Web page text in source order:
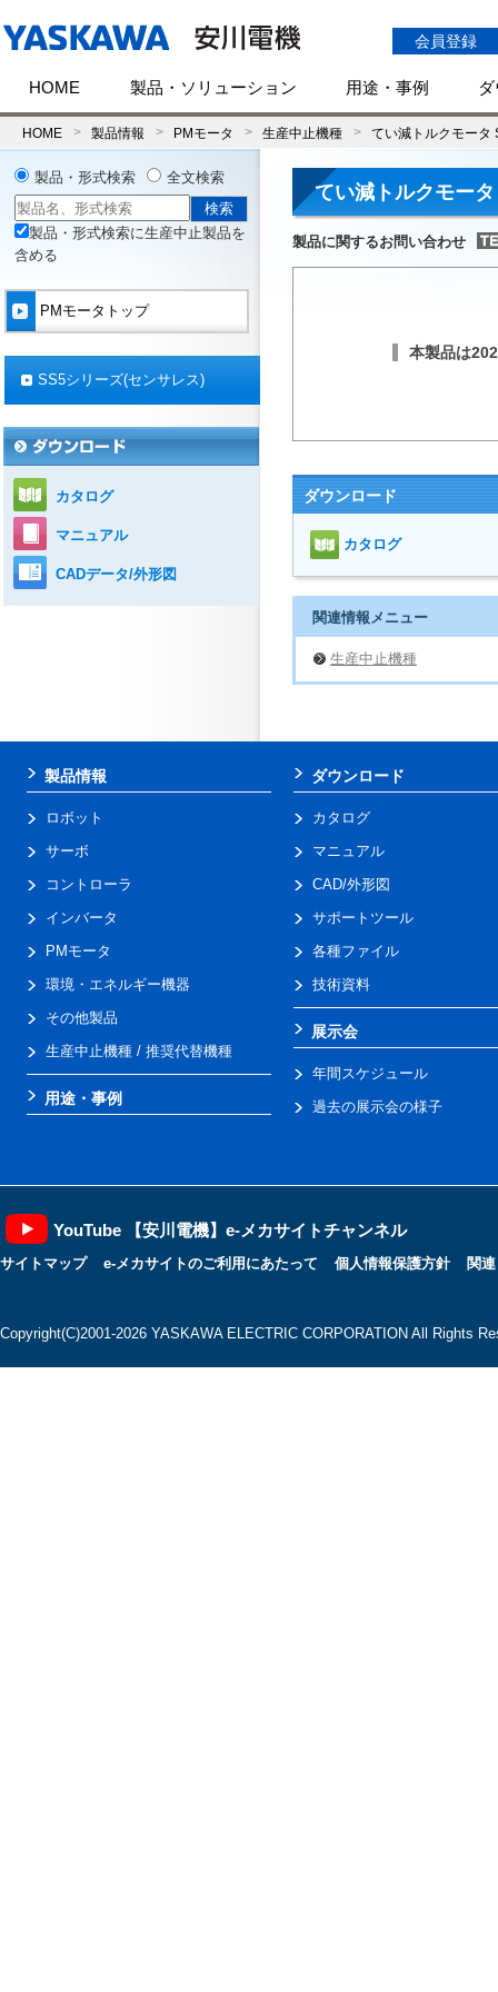
会員登録
HOME 製品・ソリューション 用途・事例
HOME 製品情報 PMモータ 生産中止機種 てい減トルクモータ
てい減トルクモー
製品に関するお問い合わせ
本製品は
ダウンロード
カタログ
関連情報メニュー
生産中止機種
製品・形式検索 全文検索
製品・形式検索に生産中止製品を
含める
PMモータトップ
SS5シリーズ(センサレス)
カタログ
マニュアル
CADデータ/外形図
製品情報
ロボット
サーボ
コントローラ
インバータ
PMモータ
環境・エネルギー機器
その他製品
生産中止機種 / 推奨代替機種
用途・事例
ダウンロード
カタログ
マニュアル
CAD/外形図
サポートツール
各種ファイル
技術資料
展示会
年間スケジュール
過去の展示会の様子
YouTube 【安川電機】e-メカサイトチャンネル
サイトマップ e-メカサイトのご利用にあたって 個人情報保護方針 関
Copyright(C)2001‐2026 YASKAWA ELECTRIC CORPORATION All Rights